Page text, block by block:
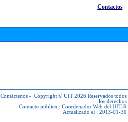
Contactos
Contáctenos - Copyright © UIT 2026 Reservados todos
los derechos
Contacto público : Coordenador Web del UIT-R
Actualizado el : 2013-01-30